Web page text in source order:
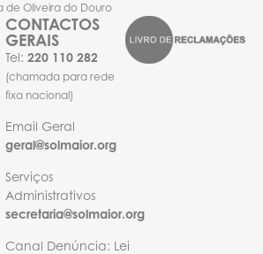
de Oliveira do Douro
CONTACTOS
GERAIS
Tel: 220 110 282
(chamada para rede
fixa nacional)
Email Geral
geral@solmaior.org
Serviços
Administrativos
secretaria@solmaior.org
Canal Denúncia: Lei